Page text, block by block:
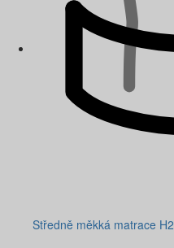
Středně měkká matrace H2